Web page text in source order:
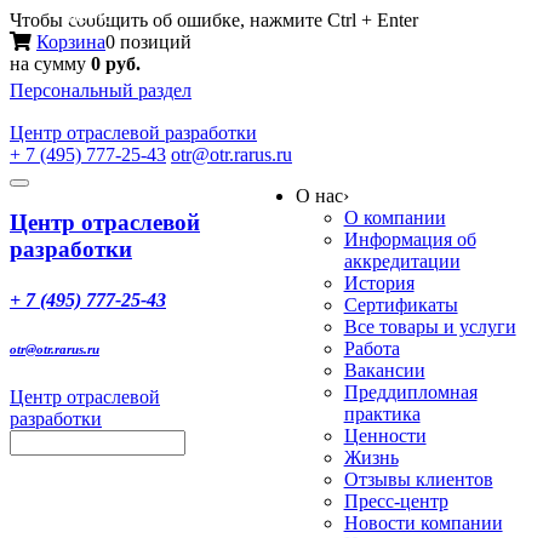
Чтобы сообщить об ошибке, нажмите Ctrl + Enter
Корзина0 позиций
на сумму 0 руб.
Персональный раздел
Центр отраслевой разработки
+ 7 (495) 777-25-43 otr@otr.rarus.ru
Toggle
Меню
Центр отраслевой
разработки
+ 7 (495) 777-25-43
otr@otr.rarus.ru
Центр отраслевой
разработки
О нас›
О компании
Информация об
аккредитации
История
Сертификаты
Все товары и услуги
Работа
Вакансии
Преддипломная
практика
Ценности
Жизнь
Отзывы клиентов
Пресс-центр
Новости компании